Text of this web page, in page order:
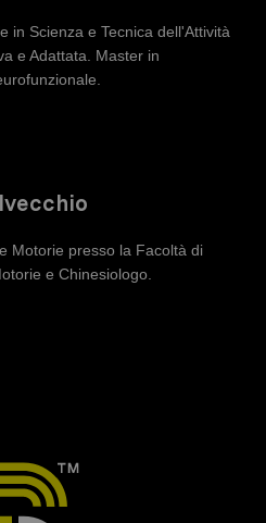
del gesto
posturale
in Scienza e Tecnica dell'Attività
e Adattata. Master in
Motorie presso la Facoltà di
e Chinesiologo.